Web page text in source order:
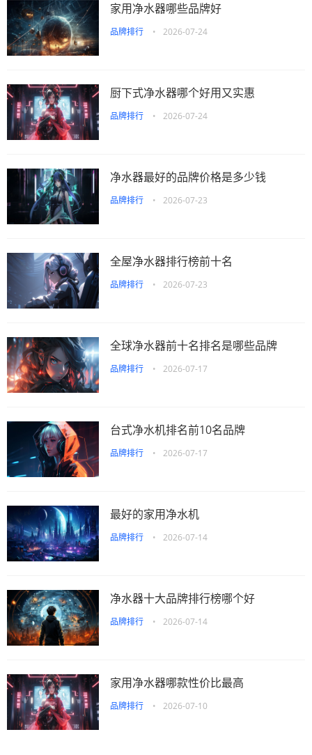
家用净水器哪些品牌好
品牌排行 • 2026-07-24
厨下式净水器哪个好用又实惠
品牌排行 • 2026-07-24
净水器最好的品牌价格是多少钱
品牌排行 • 2026-07-23
全屋净水器排行榜前十名
品牌排行 • 2026-07-23
全球净水器前十名排名是哪些品牌
品牌排行 • 2026-07-17
台式净水机排名前10名品牌
品牌排行 • 2026-07-17
最好的家用净水机
品牌排行 • 2026-07-14
净水器十大品牌排行榜哪个好
品牌排行 • 2026-07-14
家用净水器哪款性价比最高
品牌排行 • 2026-07-10